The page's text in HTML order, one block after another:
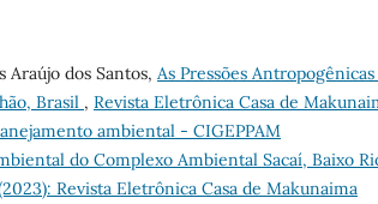
Araújo dos Santos, As Pressões Antropogênicas
Brasil , Revista Eletrônica Casa de
ambiental - CIGEPPAM
do Complexo Ambiental Sacaí, Baixo
Revista Eletrônica Casa de Makunaima